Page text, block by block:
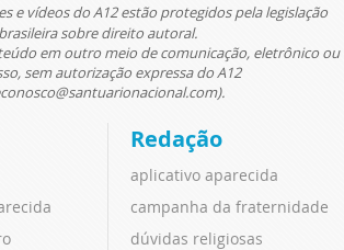
e vídeos do A12 estão protegidos pela legislação
brasileira sobre direito autoral.
em outro meio de comunicação, eletrônico ou
sem autorização expressa do A12
Redação
aplicativo aparecida
campanha da fraternidade
dúvidas religiosas